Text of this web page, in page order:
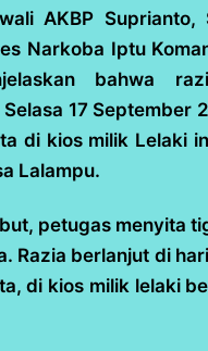
AKBP Suprianto,
Narkoba Iptu
bahwa
17 September
di kios milik Lelaki
Lalampu.
petugas menyita
Razia berlanjut di
di kios milik lelaki